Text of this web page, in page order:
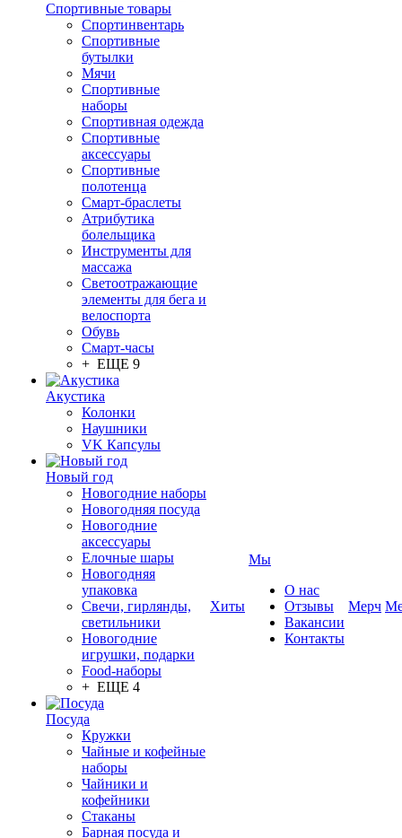
Спортивные товары
Спортинвентарь
Спортивные
бутылки
Мячи
Спортивные
наборы
Спортивная одежда
Спортивные
аксессуары
Спортивные
полотенца
Смарт-браслеты
Атрибутика
болельщика
Инструменты для
массажа
Светоотражающие
элементы для бега и
велоспорта
Обувь
Смарт-часы
+ ЕЩЕ 9
Акустика
Колонки
Наушники
VK Капсулы
Новый год
Новогодние наборы
Новогодняя посуда
Новогодние
аксессуары
Елочные шары
Новогодняя
упаковка
Свечи, гирлянды,
светильники
Новогодние
игрушки, подарки
Food-наборы
+ ЕЩЕ 4
Посуда
Кружки
Чайные и кофейные
наборы
Чайники и
кофейники
Стаканы
Барная посуда и
Хиты
Мы
О нас
Отзывы
Вакансии
Контакты
Мерч